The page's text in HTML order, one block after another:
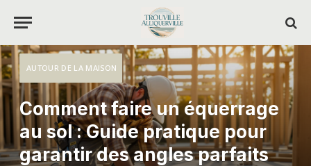
AUTOUR DE LA MAISON
Comment faire un équerrage
au sol : Guide pratique pour
garantir des angles parfaits